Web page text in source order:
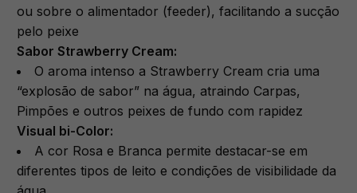
ou sobre o alimentador (feeder), facilitando a sucção
pelo peixe
​Sabor Strawberry Cream:
O aroma intenso a Strawberry Cream cria uma
“explosão de sabor” na água, atraindo Carpas,
Pimpões e outros peixes de fundo com rapidez
Visual bi-Color:
A cor Rosa e Branca permite destacar-se em
diferentes tipos de leito e condições de visibilidade da